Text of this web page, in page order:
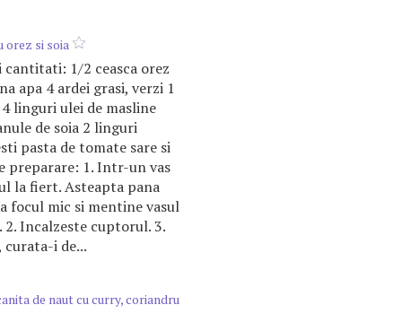
orez si soia
1/2 ceasca orez
apa 4 ardei grasi, verzi 1
linguri ulei de masline
de soia 2 linguri
pasta de tomate sare si
preparare: 1. Intr-un vas
la fiert. Asteapta pana
focul mic si mentine vasul
Incalzeste cuptorul. 3.
i de...
de naut cu curry, coriandru